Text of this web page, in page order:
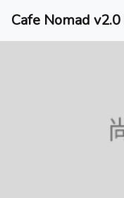
Cafe Nomad v2.0